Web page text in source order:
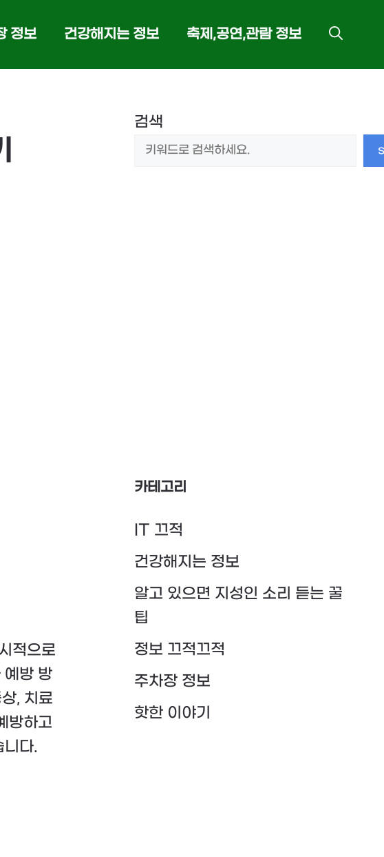
정보 건강해지는 정보 축제,공연,관람 정보
적으로
예방 방
, 치료
방하고
니다.
검색
카테고리
IT 끄적
건강해지는 정보
알고 있으면 지성인 소리 듣는 꿀
팁
정보 끄적끄적
주차장 정보
핫한 이야기